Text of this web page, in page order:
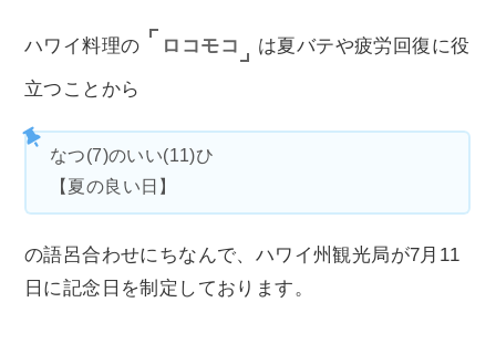
ハワイ料理の ロコモコ は夏バテや疲労回復に役
立つことから
なつ(7)のいい(11)ひ
【夏の良い日】
の語呂合わせにちなんで、ハワイ州観光局が7月11
日に記念日を制定しております。